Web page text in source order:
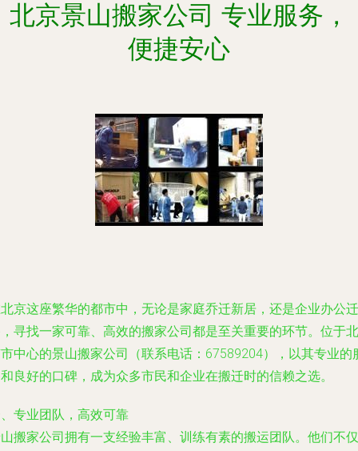
北京景山搬家公司 专业服务，
便捷安心
京这座繁华的都市中，无论是家庭乔迁新居，还是企业办公迁
寻找一家可靠、高效的搬家公司都是至关重要的环节。位于北
中心的景山搬家公司（联系电话：67589204），以其专业的
良好的口碑，成为众多市民和企业在搬迁时的信赖之选。
专业团队，高效可靠
搬家公司拥有一支经验丰富、训练有素的搬运团队。他们不仅